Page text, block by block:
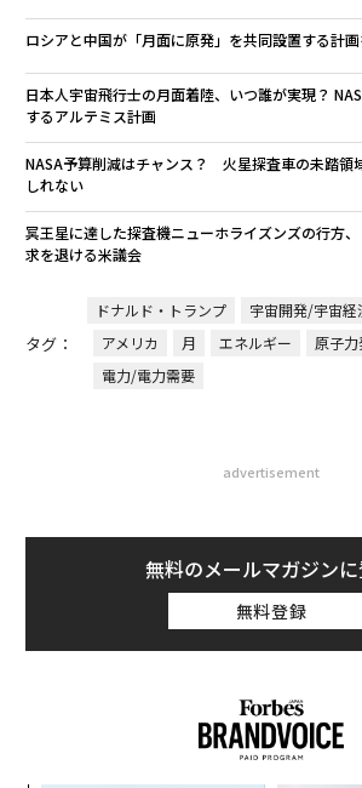
ロシアと中国が「月面に原発」を共同設置する計
日本人宇宙飛行士の月面着陸、いつ誰が実現？
するアルテミス計画
NASA予算削減はチャンス？ 火星探査車の未踏領
しれない
冥王星に達した探査機ニューホライズンズの行方
求を退ける米議会
タグ：
ドナルド・トランプ
宇宙開発/宇宙
アメリカ
月 エネルギー 原子
電力/電力需要
advertisement
無料のメールマガジン
無料登録